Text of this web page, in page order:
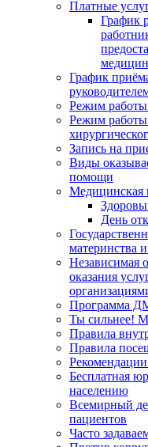
Платные
График
График
Режим работы
Режим работы
Запись на
Виды
помощи
День
материнства и
Независимая
оказания
Программа
Ты сильнее!
Правила
Правила
Бесплатная
населению
Всемирный
пациентов
Часто